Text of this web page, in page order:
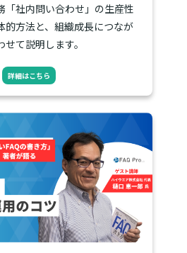
「社内問い合わせ」の生産性
的方法と、組織成長につなが
て説明します。
詳細はこちら